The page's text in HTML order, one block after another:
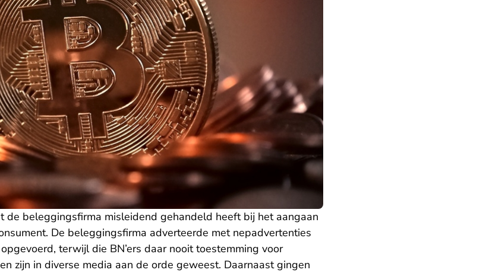
de beleggingsfirma misleidend gehandeld heeft bij het aangaan
De beleggingsfirma adverteerde met nepadvertenties
terwijl die BN’ers daar nooit toestemming voor
zijn in diverse media aan de orde geweest. Daarnaast gingen